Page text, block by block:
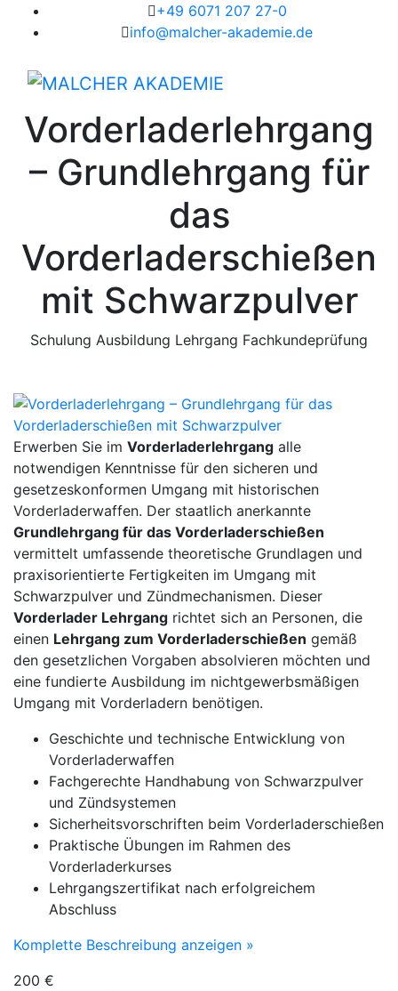
+49 6071 207 27-0
info@malcher-akademie.de
Vorderladerlehrgang
– Grundlehrgang für
das
Vorderladerschießen
mit Schwarzpulver
Schulung Ausbildung Lehrgang Fachkundeprüfung
Erwerben Sie im Vorderladerlehrgang alle
notwendigen Kenntnisse für den sicheren und
gesetzeskonformen Umgang mit historischen
Vorderladerwaffen. Der staatlich anerkannte
Grundlehrgang für das Vorderladerschießen
vermittelt umfassende theoretische Grundlagen und
praxisorientierte Fertigkeiten im Umgang mit
Schwarzpulver und Zündmechanismen. Dieser
Vorderlader Lehrgang richtet sich an Personen, die
einen Lehrgang zum Vorderladerschießen gemäß
den gesetzlichen Vorgaben absolvieren möchten und
eine fundierte Ausbildung im nichtgewerbsmäßigen
Umgang mit Vorderladern benötigen.
Geschichte und technische Entwicklung von
Vorderladerwaffen
Fachgerechte Handhabung von Schwarzpulver
und Zündsystemen
Sicherheitsvorschriften beim Vorderladerschießen
Praktische Übungen im Rahmen des
Vorderladerkurses
Lehrgangszertifikat nach erfolgreichem
Abschluss
Komplette Beschreibung anzeigen »
200 €